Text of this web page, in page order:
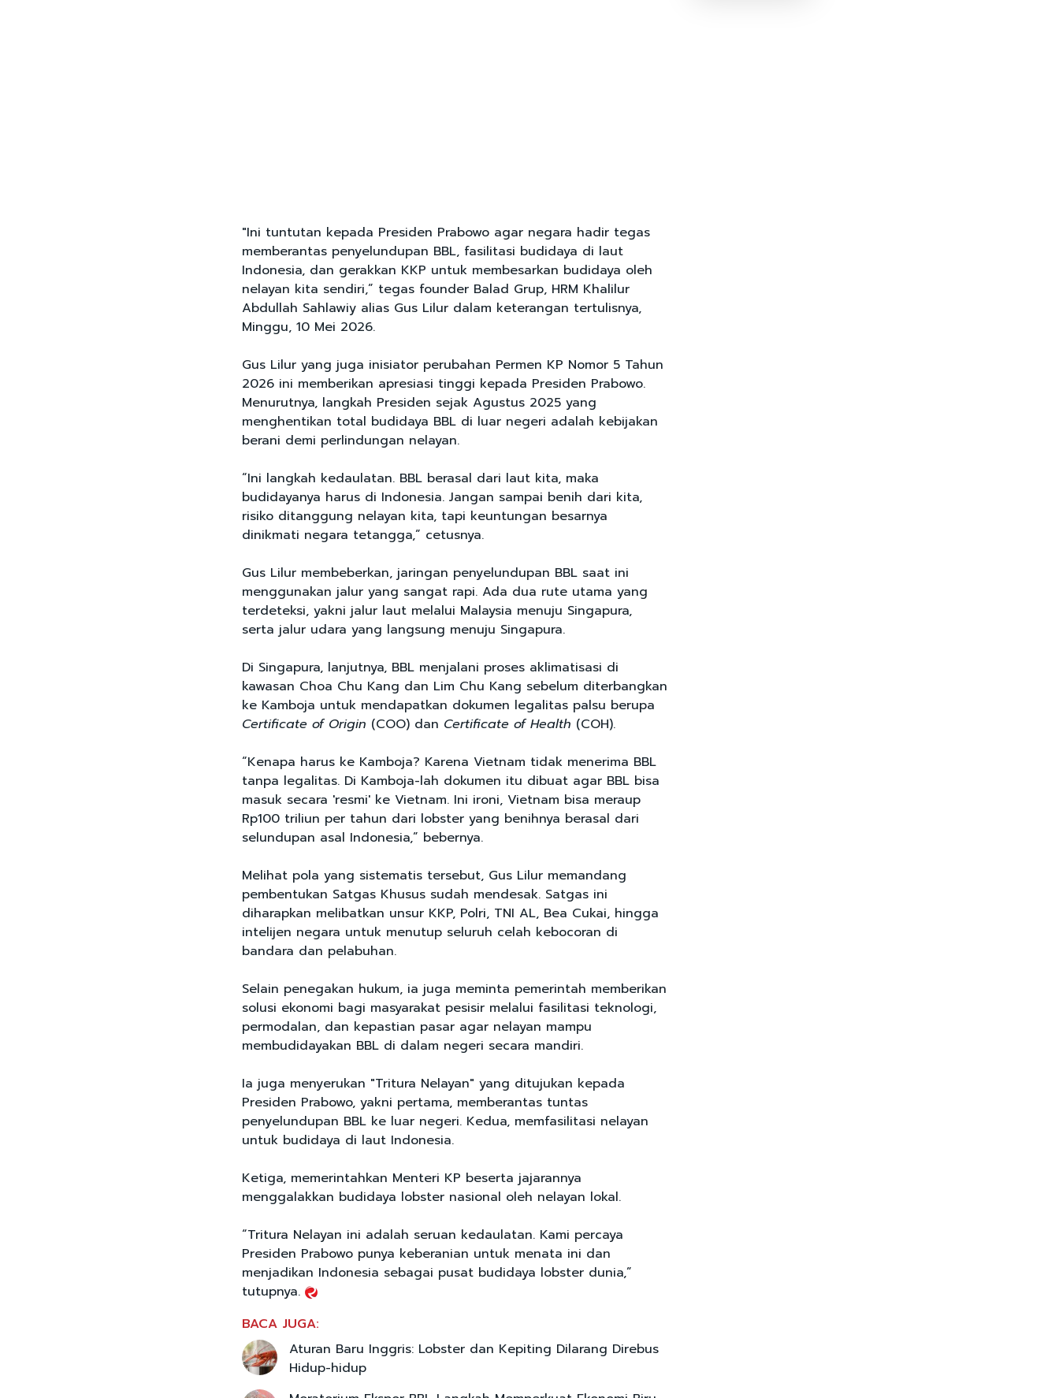
"Ini tuntutan kepada Presiden Prabowo agar negara hadir tegas
memberantas penyelundupan BBL, fasilitasi budidaya di laut
Indonesia, dan gerakkan KKP untuk membesarkan budidaya oleh
nelayan kita sendiri,” tegas founder Balad Grup, HRM Khalilur
Abdullah Sahlawiy alias Gus Lilur dalam keterangan tertulisnya,
Minggu, 10 Mei 2026.
Gus Lilur yang juga inisiator perubahan Permen KP Nomor 5 Tahun
2026 ini memberikan apresiasi tinggi kepada Presiden Prabowo.
Menurutnya, langkah Presiden sejak Agustus 2025 yang
menghentikan total budidaya BBL di luar negeri adalah kebijakan
berani demi perlindungan nelayan.
“Ini langkah kedaulatan. BBL berasal dari laut kita, maka
budidayanya harus di Indonesia. Jangan sampai benih dari kita,
risiko ditanggung nelayan kita, tapi keuntungan besarnya
dinikmati negara tetangga,” cetusnya.
Gus Lilur membeberkan, jaringan penyelundupan BBL saat ini
menggunakan jalur yang sangat rapi. Ada dua rute utama yang
terdeteksi, yakni jalur laut melalui Malaysia menuju Singapura,
serta jalur udara yang langsung menuju Singapura.
Di Singapura, lanjutnya, BBL menjalani proses aklimatisasi di
kawasan Choa Chu Kang dan Lim Chu Kang sebelum diterbangkan
ke Kamboja untuk mendapatkan dokumen legalitas palsu berupa
Certificate of Origin (COO) dan Certificate of Health (COH).
“Kenapa harus ke Kamboja? Karena Vietnam tidak menerima BBL
tanpa legalitas. Di Kamboja-lah dokumen itu dibuat agar BBL bisa
masuk secara 'resmi' ke Vietnam. Ini ironi, Vietnam bisa meraup
Rp100 triliun per tahun dari lobster yang benihnya berasal dari
selundupan asal Indonesia,” bebernya.
Melihat pola yang sistematis tersebut, Gus Lilur memandang
pembentukan Satgas Khusus sudah mendesak. Satgas ini
diharapkan melibatkan unsur KKP, Polri, TNI AL, Bea Cukai, hingga
intelijen negara untuk menutup seluruh celah kebocoran di
bandara dan pelabuhan.
Selain penegakan hukum, ia juga meminta pemerintah memberikan
solusi ekonomi bagi masyarakat pesisir melalui fasilitasi teknologi,
permodalan, dan kepastian pasar agar nelayan mampu
membudidayakan BBL di dalam negeri secara mandiri.
Ia juga menyerukan "Tritura Nelayan" yang ditujukan kepada
Presiden Prabowo, yakni pertama, memberantas tuntas
penyelundupan BBL ke luar negeri. Kedua, memfasilitasi nelayan
untuk budidaya di laut Indonesia.
Ketiga, memerintahkan Menteri KP beserta jajarannya
menggalakkan budidaya lobster nasional oleh nelayan lokal.
“Tritura Nelayan ini adalah seruan kedaulatan. Kami percaya
Presiden Prabowo punya keberanian untuk menata ini dan
menjadikan Indonesia sebagai pusat budidaya lobster dunia,”
tutupnya.
BACA JUGA:
Aturan Baru Inggris: Lobster dan Kepiting Dilarang Direbus
Hidup-hidup